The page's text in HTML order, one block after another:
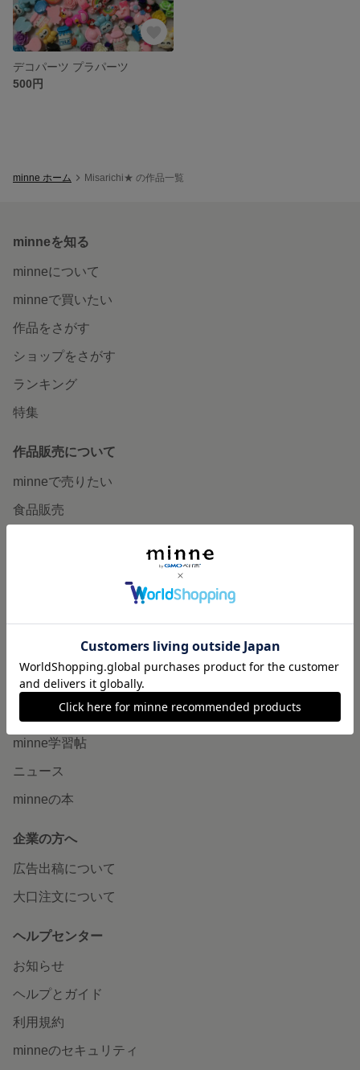
デコパーツ プラパーツ
500円
minne ホーム Misarichi★ の作品一覧
minneを知る
minneについて
minneで買いたい
作品をさがす
ショップをさがす
ランキング
特集
作品販売について
minneで売りたい
食品販売
販売支援企画・イベント
読みもの
minneとものづくりと
minne学習帖
ニュース
minneの本
企業の方へ
広告出稿について
大口注文について
ヘルプセンター
お知らせ
ヘルプとガイド
利用規約
minneのセキュリティ